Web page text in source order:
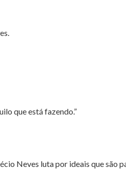
que está fazendo.”
Neves luta por ideais que são